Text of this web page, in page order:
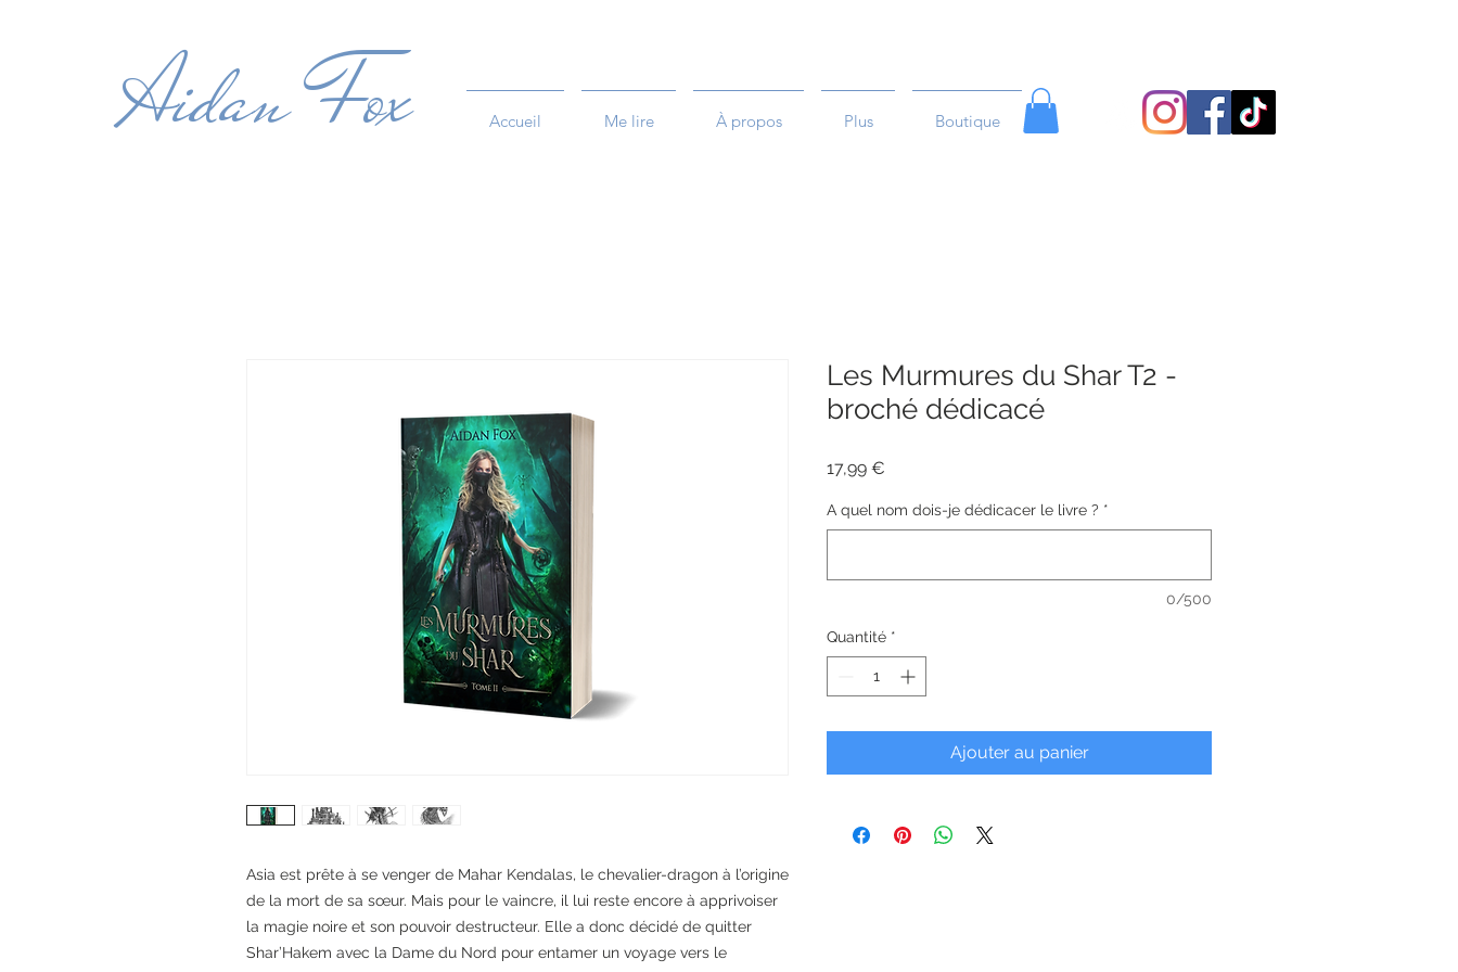
Aidan Fox Accueil Me lire À propos Plus Boutique
Asia est prête à se venger de Mahar Kendalas, le chevalier-dragon à l’origine
de la mort de sa sœur. Mais pour le vaincre, il lui reste encore à apprivoiser
la magie noire et son pouvoir destructeur. Elle a donc décidé de quitter
Shar’Hakem avec la Dame du Nord pour entamer un voyage vers le
Les Murmures du Shar T2 -
broché dédicacé
17,99 €
A quel nom dois-je dédicacer le livre ? *
0/500
Quantité *
Ajouter au panier